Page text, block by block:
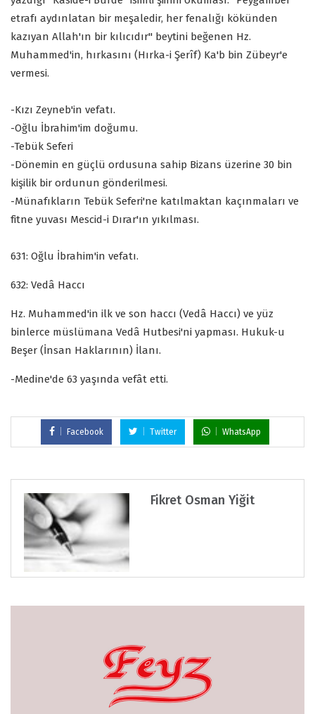
etrafı aydınlatan bir meşaledir, her fenalığı kökünden
kazıyan Allah'ın bir kılıcıdır" beytini beğenen Hz.
Muhammed'in, hırkasını (Hırka-i Şerîf) Ka'b bin Zübeyr'e
vermesi.
-Kızı Zeyneb'in vefatı.
-Oğlu İbrahim'im doğumu.
-Tebük Seferi
-Dönemin en güçlü ordusuna sahip Bizans üzerine 30 bin
kişilik bir ordunun gönderilmesi.
-Münafıkların Tebük Seferi'ne katılmaktan kaçınmaları ve
fitne yuvası Mescid-i Dırar'ın yıkılması.
631: Oğlu İbrahim'in vefatı.
632: Vedâ Haccı
Hz. Muhammed'in ilk ve son haccı (Vedâ Haccı) ve yüz
binlerce müslümana Vedâ Hutbesi'ni yapması. Hukuk-u
Beşer (İnsan Haklarının) İlanı.
-Medine'de 63 yaşında vefât etti.
Facebook Twitter WhatsApp
Fikret Osman Yiğit